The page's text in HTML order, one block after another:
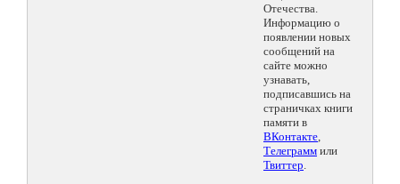
Отечества.
Информацию о
появлении новых
сообщений на
сайте можно
узнавать,
подписавшись на
страничках книги
памяти в
ВКонтакте,
Телеграмм или
Твиттер.